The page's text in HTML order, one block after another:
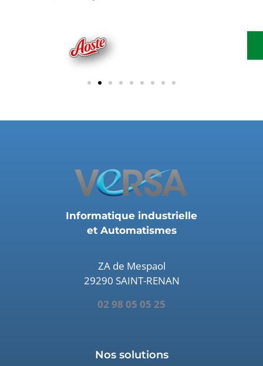
Informatique industrielle
et Automatismes
ZA de Mespaol
29290 SAINT-RENAN
02 98 05 05 25
Nos solutions